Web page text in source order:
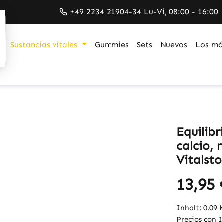
+49 2234 21904-34 Lu-Vi, 08:00 - 16:00
Sustancias vitales Gummies Sets Nuevos Los
calcio,
13,95
Inhalt: 0.09
Precios con